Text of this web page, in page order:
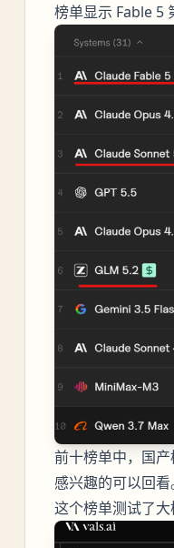
榜单显示 Fable 5
前十榜单中，国
感兴趣的可以回看
这个榜单测试了大